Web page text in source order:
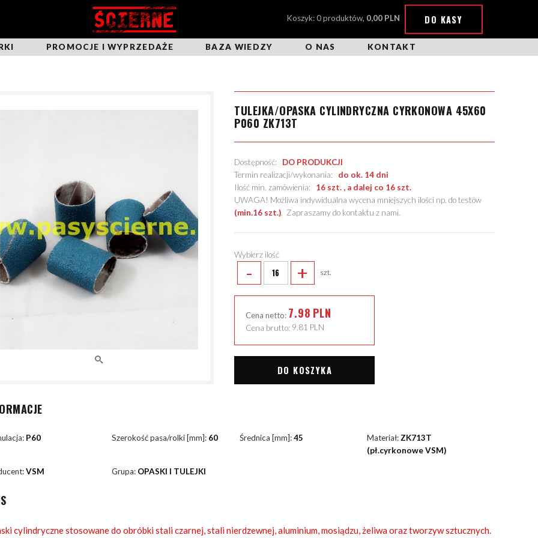
Koszyk: 0 produktów, 0,00 PLN DO KASY
PROMOCJE I WYPRZEDAŻE BAZA WIEDZY O NAS KONTAKT
TULEJKA/OPASKA CYLINDRYCZNA CYRKONOWA 45X60
P060 ZK713T
Dostępność: DO PRODUKCJI
Termin realizacji/wykonania: do ok. 14 dni
Ilość min. zamówienia: 16 szt. , a dalej co 16 szt.
UWAGA! Możliwa indywidualna wycena mniejszych ilości np. do testów
(min.16 szt.). Zapraszamy do kontaktu z nami.
Wybierz ilość
- + szt.
Cena netto: 7.98 PLN
Cena brutto: 9.81 PLN
DO KOSZYKA
P60 Szerokość pasa/rolki [mm]: 60 Średnica [mm]:45 Materiał:ZK713T
(pł.cyrkonowe VSM)
VSM Grupa: OPASKI I TULEJKI
cylindryczne stosowane do obróbki stali czarnej, stali nierdzewnej, aluminium, mosiądzu, żeliwa oraz tworzyw sztucznych.